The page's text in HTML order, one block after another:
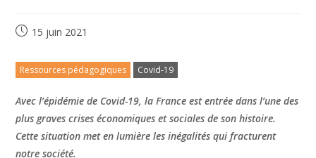
15 juin 2021
Ressources pédagogiques Covid-19
Avec l’épidémie de Covid-19, la France est entrée dans l’une des
plus graves crises économiques et sociales de son histoire.
Cette situation met en lumière les inégalités qui fracturent
notre société.